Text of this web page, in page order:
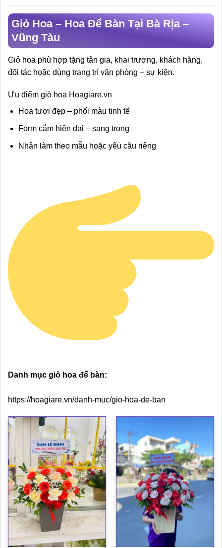
Giỏ Hoa – Hoa Để Bàn Tại Bà Rịa –
Vũng Tàu
Giỏ hoa phù hợp tặng tân gia, khai trương, khách hàng,
đối tác hoặc dùng trang trí văn phòng – sự kiện.
Ưu điểm giỏ hoa Hoagiare.vn
Hoa tươi đẹp – phối màu tinh tế
Form cắm hiện đại – sang trọng
Nhận làm theo mẫu hoặc yêu cầu riêng
Danh mục giỏ hoa để bàn:
https://hoagiare.vn/danh-muc/gio-hoa-de-ban